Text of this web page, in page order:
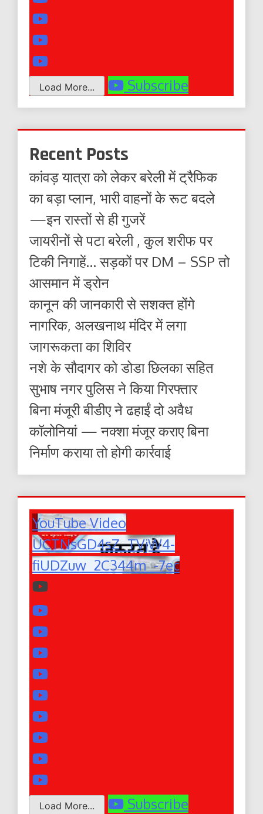
Load More... Subscribe
Recent Posts
कांवड़ यात्रा को लेकर बरेली में ट्रैफिक
का बड़ा प्लान, भारी वाहनों के रूट बदले
—इन रास्तों से ही गुजरें
जायरीनों से पटा बरेली , कुल शरीफ पर
टिकी निगाहें… सड़कों पर DM – SSP तो
आसमान में ड्रोन
कानून की जानकारी से सशक्त होंगे
नागरिक, अलखनाथ मंदिर में लगा
जागरूकता का शिविर
नशे के सौदागर को डोडा छिलका सहित
सुभाष नगर पुलिस ने किया गिरफ्तार
बिना मंजूरी बीडीए ने ढहाईं दो अवैध
कॉलोनियां — नक्शा मंजूर कराए बिना
निर्माण कराया तो होगी कार्रवाई
YouTube Video
UCTNsGD4sZ_TVjW4-
fiUDZuw_2C344m_-7ec
Load More... Subscribe